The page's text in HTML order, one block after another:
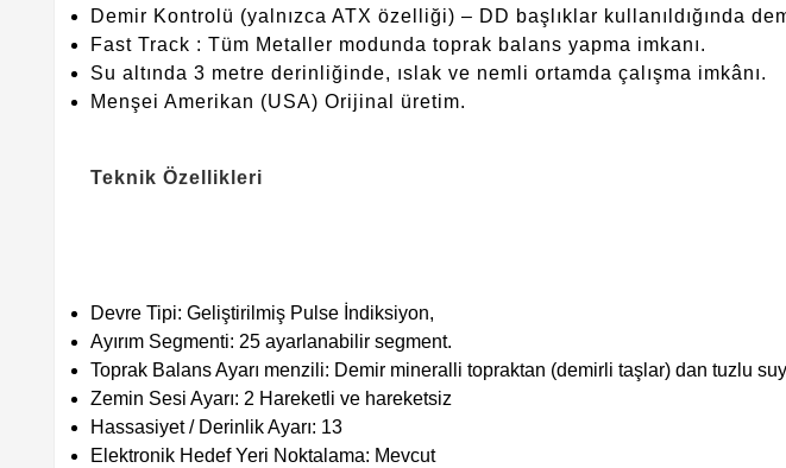
Demir Kontrolü (yalnızca ATX özelliği) – DD başlıklar kullanıldığında
Fast Track : Tüm Metaller modunda toprak balans yapma imkanı.
Su altında 3 metre derinliğinde, ıslak ve nemli ortamda çalışma imkânı.
Menşei Amerikan (USA) Orijinal üretim.
Teknik Özellikleri
Devre Tipi: Geliştirilmiş Pulse İndiksiyon,
Ayırım Segmenti: 25 ayarlanabilir segment.
Toprak Balans Ayarı menzili: Demir mineralli topraktan (demirli taşlar) dan tuzlu
Zemin Sesi Ayarı: 2 Hareketli ve hareketsiz
Hassasiyet / Derinlik Ayarı: 13
Elektronik Hedef Yeri Noktalama: Mevcut